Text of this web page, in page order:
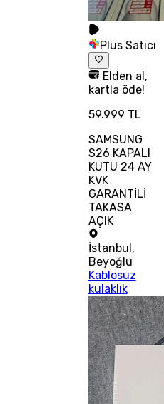
Plus Satıcı
Elden al,
kartla öde!
59.999 TL
SAMSUNG
S26 KAPALI
KUTU 24 AY
KVK
GARANTİLİ
TAKASA
AÇIK
İstanbul,
Beyoğlu
Kablosuz
kulaklık